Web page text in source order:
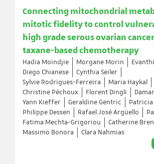
Connecting mitochondrial
mitotic fidelity to control
high grade serous ovarian
taxane-based chemotherapy
Hadia Moindjie Morgane Morin
Diego Chianese
Cynthia Seiler
Sylvie Rodrigues-Ferreira
Maria Haykal
Christine Péchoux
Florent Dingli
Yann Kieffer
Geraldine Gentric
Philippe Dessen
Rafael José Argüello
Fatima Mechta-Grigoriou
Catherine
Massimo Bonora
Clara Nahmias